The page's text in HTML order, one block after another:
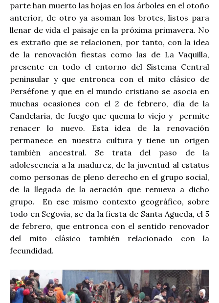
parte han muerto las hojas en los árboles en el otoño
anterior, de otro ya asoman los brotes, listos para
llenar de vida el paisaje en la próxima primavera. No
es extraño que se relacionen, por tanto, con la idea
de la renovación fiestas como las de La Vaquilla,
presente en todo el entorno del Sistema Central
peninsular y que entronca con el mito clásico de
Perséfone y que en el mundo cristiano se asocia en
muchas ocasiones con el 2 de febrero, día de la
Candelaria, de fuego que quema lo viejo y
permite
renacer lo nuevo. Esta idea de la renovación
permanece en nuestra cultura y tiene un origen
también ancestral. Se trata del paso de la
adolescencia a la madurez, de la juventud al estatus
como personas de pleno derecho en el grupo social,
de la llegada de la aeración que renueva a dicho
grupo.
En ese mismo contexto geográfico, sobre
todo en Segovia, se da la fiesta de Santa Agueda, el 5
de febrero, que entronca con el sentido renovador
del mito clásico también relacionado con la
fecundidad.